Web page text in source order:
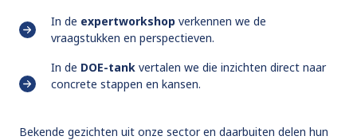
In de expertworkshop verkennen we de
vraagstukken en perspectieven.
In de DOE-tank vertalen we die inzichten direct naar
concrete stappen en kansen.
Bekende gezichten uit onze sector en daarbuiten delen hun